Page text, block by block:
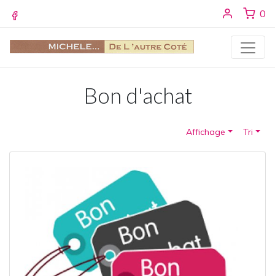
Se 0
Bon d'achat
Affichage Tri